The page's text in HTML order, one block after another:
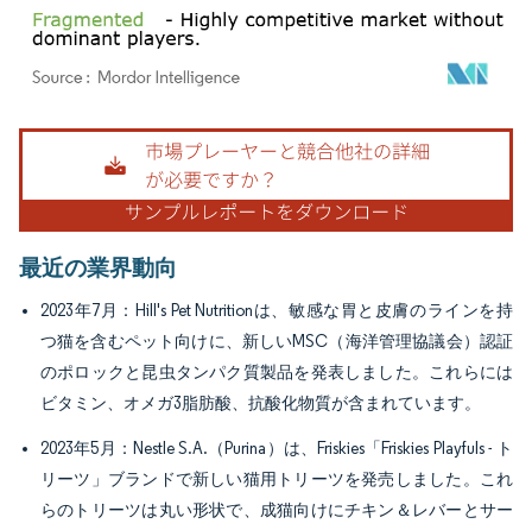
画像 © Mordor Intelligence。再利用にはCC BY 4.0の表示が必要です。
最近の業界動向
2023年7月：Hill's Pet Nutritionは、敏感な胃と皮膚のラインを持
つ猫を含むペット向けに、新しいMSC（海洋管理協議会）認証
のポロックと昆虫タンパク質製品を発表しました。これらには
ビタミン、オメガ3脂肪酸、抗酸化物質が含まれています。
2023年5月：Nestle S.A.（Purina）は、Friskies「Friskies Playfuls - ト
リーツ」ブランドで新しい猫用トリーツを発売しました。これ
らのトリーツは丸い形状で、成猫向けにチキン＆レバーとサー